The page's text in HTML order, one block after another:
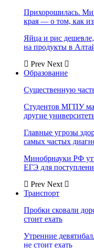
Прихорошилась.
края — о том, как
Яйца и рис
на продукты в
Prev Next
Образование
Существенную
Студентов МГПУ
другие
Главные угрозы
самых частых
Минобрнауки РФ
ЕГЭ для
Prev Next
Транспорт
Пробки сковали
стоит ехать
Утренние
не стоит ехать